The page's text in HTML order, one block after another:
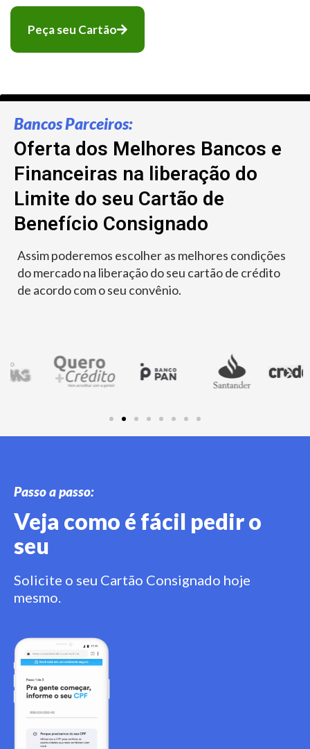
Peça seu Cartão
Bancos Parceiros:
Oferta dos Melhores Bancos e
Financeiras na liberação do
Limite do seu Cartão de
Benefício Consignado
Assim poderemos escolher as melhores condições
do mercado na liberação do seu cartão de crédito
de acordo com o seu convênio.
Passo a passo:
Veja como é fácil pedir o
seu
Solicite o seu Cartão Consignado hoje
mesmo.